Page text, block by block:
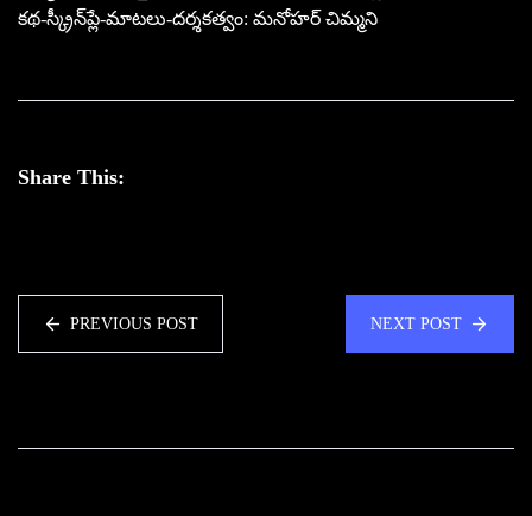
కథ-స్క్రీన్‌ప్లే-మాటలు-దర్శకత్వం: మనోహర్ చిమ్మని
Share This:
PREVIOUS POST NEXT POST